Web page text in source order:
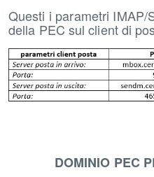
Questi i parametri IMAP/
della PEC sul client di
DOMINIO PEC